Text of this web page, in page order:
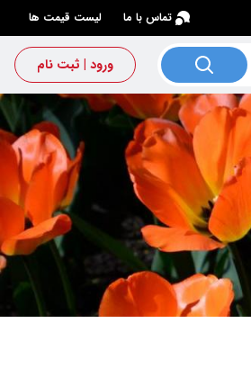
تماس با ما لیست قیمت ها
ورود | ثبت نام
×